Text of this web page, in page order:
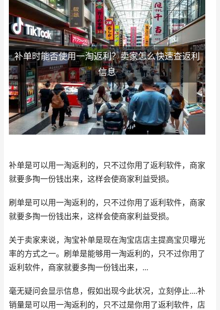
补单时能否使用一淘返利？卖家怎么快速查返利
信息
补单是可以用一淘返利的，只不过你用了返利软件，商家
就要多掏一份钱出来，这样会使商家利益受损。
刷单是可以用一淘返利的，只不过你用了返利软件，商家
就要多掏一份钱出来，这样会使商家利益受损。
关于卖家来说，淘宝补单是现在淘宝店店主提高宝贝曝光
率的方式之一。刷单是能够用一淘返利的，只不过你用了
返利软件，商家就要多掏一份钱出来，...
毫无疑问会显示信息，假如出现今此状况，立刻停止....补
销量是可以用一淘返利的，只不过是你用了返利软件，店